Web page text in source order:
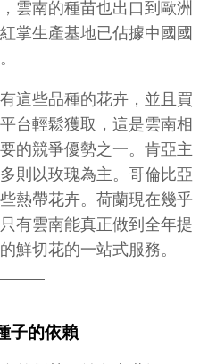
雲南的種苗也出口到歐洲
掌生產基地已佔據中國國
這些品種的花卉，並且買
台輕鬆獲取，這是雲南相
的競爭優勢之一。肯亞主
則以玫瑰為主。哥倫比亞
熱帶花卉。荷蘭現在幾乎
有雲南能真正做到全年提
鮮切花的一站式服務。
子的依賴